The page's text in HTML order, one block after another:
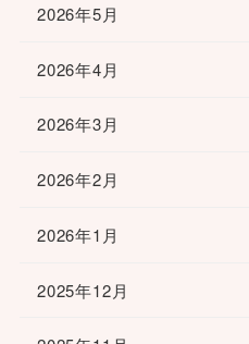
2026年5月
2026年4月
2026年3月
2026年2月
2026年1月
2025年12月